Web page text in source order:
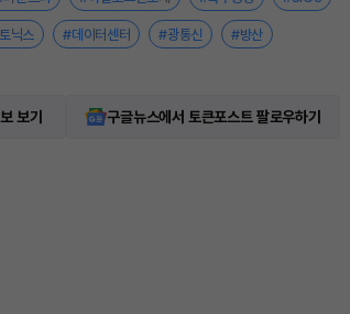
닉스 #데이터센터 #광통신 #방산
보기 구글뉴스에서 토큰포스트 팔로우하기